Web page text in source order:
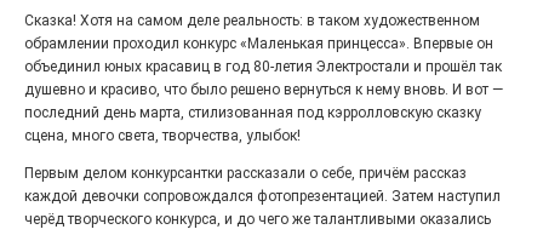
«С ними дядька Черномор»
Сказка! Хотя на самом деле реальность: в таком художественном
обрамлении проходил конкурс «Маленькая принцесса». Впервые он
объединил юных красавиц в год 80-летия Электростали и прошёл так
душевно и красиво, что было решено вернуться к нему вновь. И вот —
последний день марта, стилизованная под кэрролловскую сказку
сцена, много света, творчества, улыбок!
Первым делом конкурсантки рассказали о себе, причём рассказ
каждой девочки сопровождался фотопрезентацией. Затем наступил
черёд творческого конкурса, и до чего же талантливыми оказались